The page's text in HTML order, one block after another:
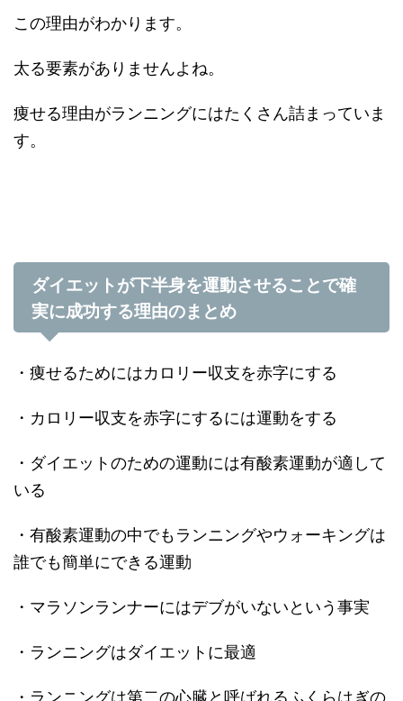
この理由がわかります。
太る要素がありませんよね。
痩せる理由がランニングにはたくさん詰まっていま
す。
ダイエットが下半身を運動させることで確
実に成功する理由のまとめ
・痩せるためにはカロリー収支を赤字にする
・カロリー収支を赤字にするには運動をする
・ダイエットのための運動には有酸素運動が適して
いる
・有酸素運動の中でもランニングやウォーキングは
誰でも簡単にできる運動
・マラソンランナーにはデブがいないという事実
・ランニングはダイエットに最適
・ランニングは第二の心臓と呼ばれるふくらはぎの